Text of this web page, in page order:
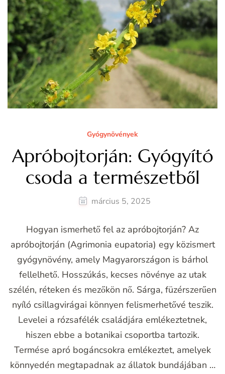
Gyógynövények
Apróbojtorján: Gyógyító
csoda a természetből
március 5, 2025
Hogyan ismerhető fel az apróbojtorján? Az
apróbojtorján (Agrimonia eupatoria) egy közismert
gyógynövény, amely Magyarországon is bárhol
fellelhető. Hosszúkás, kecses növénye az utak
szélén, réteken és mezőkön nő. Sárga, füzérszerűen
nyíló csillagvirágai könnyen felismerhetővé teszik.
Levelei a rózsafélék családjára emlékeztetnek,
hiszen ebbe a botanikai csoportba tartozik.
Termése apró bogáncsokra emlékeztet, amelyek
könnyedén megtapadnak az állatok bundájában …